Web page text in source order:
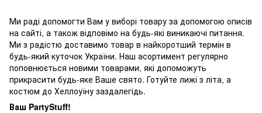
Ми раді допомогти Вам у виборі товару за допомогою описів
на сайті, а також відповімо на будь-які виникаючі питання.
Ми з радістю доставимо товар в найкоротший термін в
будь-який куточок України. Наш асортимент регулярно
поповнюється новими товарами, які допоможуть
прикрасити будь-яке Ваше свято. Готуйте лижі з літа, а
костюм до Хеллоуїну заздалегідь.
Ваш PartyStuff!